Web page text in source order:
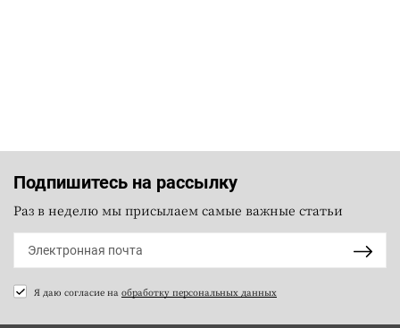
Подпишитесь на рассылку
Раз в неделю мы присылаем самые важные статьи
Я даю согласие на обработку персональных данных